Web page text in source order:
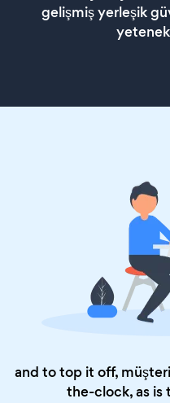
gelişmiş yerleşik
and to top it off,
the-clock, as is